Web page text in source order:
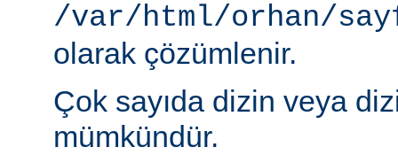
/var/html/orhan/
olarak çözümlenir.
Çok sayıda dizin veya
mümkündür.